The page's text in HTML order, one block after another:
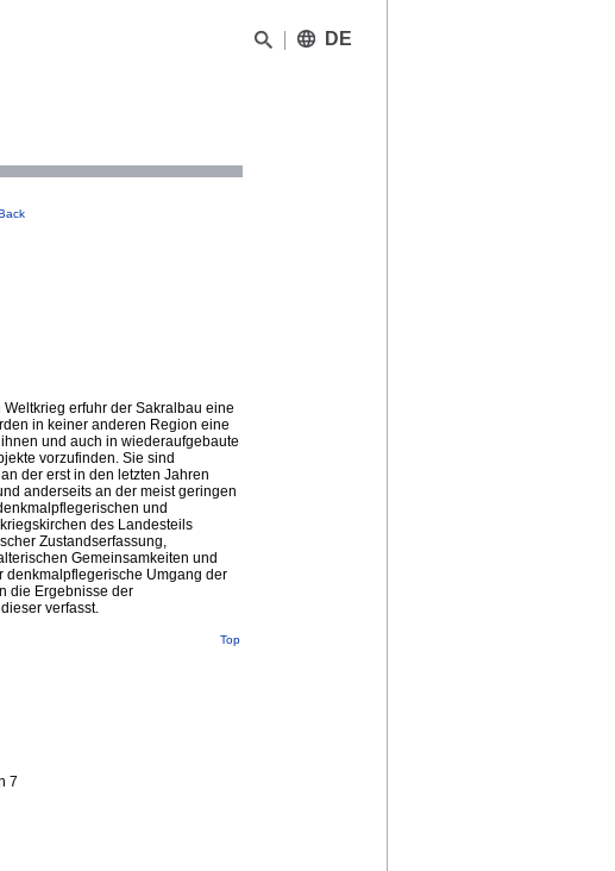
DE
erfuhr der Sakralbau eine
in keiner anderen Region eine
und auch in wiederaufgebaute
vorzufinden. Sie sind
der erst in den letzten Jahren
anderseits an der meist geringen
und
des Landesteils
Zustandserfassung,
Gemeinsamkeiten und
denkmalpflegerische Umgang der
die Ergebnisse der
verfasst.
Top
7